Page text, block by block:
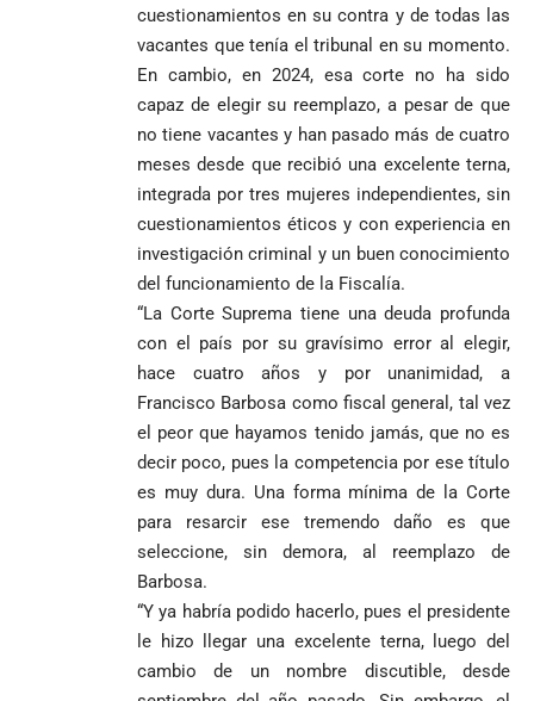
cuestionamientos en su contra y de todas las
vacantes que tenía el tribunal en su momento.
En cambio, en 2024, esa corte no ha sido
capaz de elegir su reemplazo, a pesar de que
no tiene vacantes y han pasado más de cuatro
meses desde que recibió una excelente terna,
integrada por tres mujeres independientes, sin
cuestionamientos éticos y con experiencia en
investigación criminal y un buen conocimiento
del funcionamiento de la Fiscalía.
“La Corte Suprema tiene una deuda profunda
con el país por su gravísimo error al elegir,
hace cuatro años y por unanimidad, a
Francisco Barbosa como fiscal general, tal vez
el peor que hayamos tenido jamás, que no es
decir poco, pues la competencia por ese título
es muy dura. Una forma mínima de la Corte
para resarcir ese tremendo daño es que
seleccione, sin demora, al reemplazo de
Barbosa.
“Y ya habría podido hacerlo, pues el presidente
le hizo llegar una excelente terna, luego del
cambio de un nombre discutible, desde